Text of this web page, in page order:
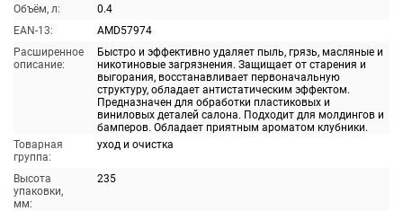
Объём, л:
0.4
EAN-13:
AMD57974
Расширенное
описание:
Быстро и эффективно удаляет пыль, грязь, масляные и
никотиновые загрязнения. Защищает от старения и
выгорания, восстанавливает первоначальную
структуру, обладает антистатическим эффектом.
Предназначен для обработки пластиковых и
виниловых деталей салона. Подходит для молдингов и
бамперов. Обладает приятным ароматом клубники.
Товарная
группа:
уход и очистка
Высота
упаковки,
мм:
235